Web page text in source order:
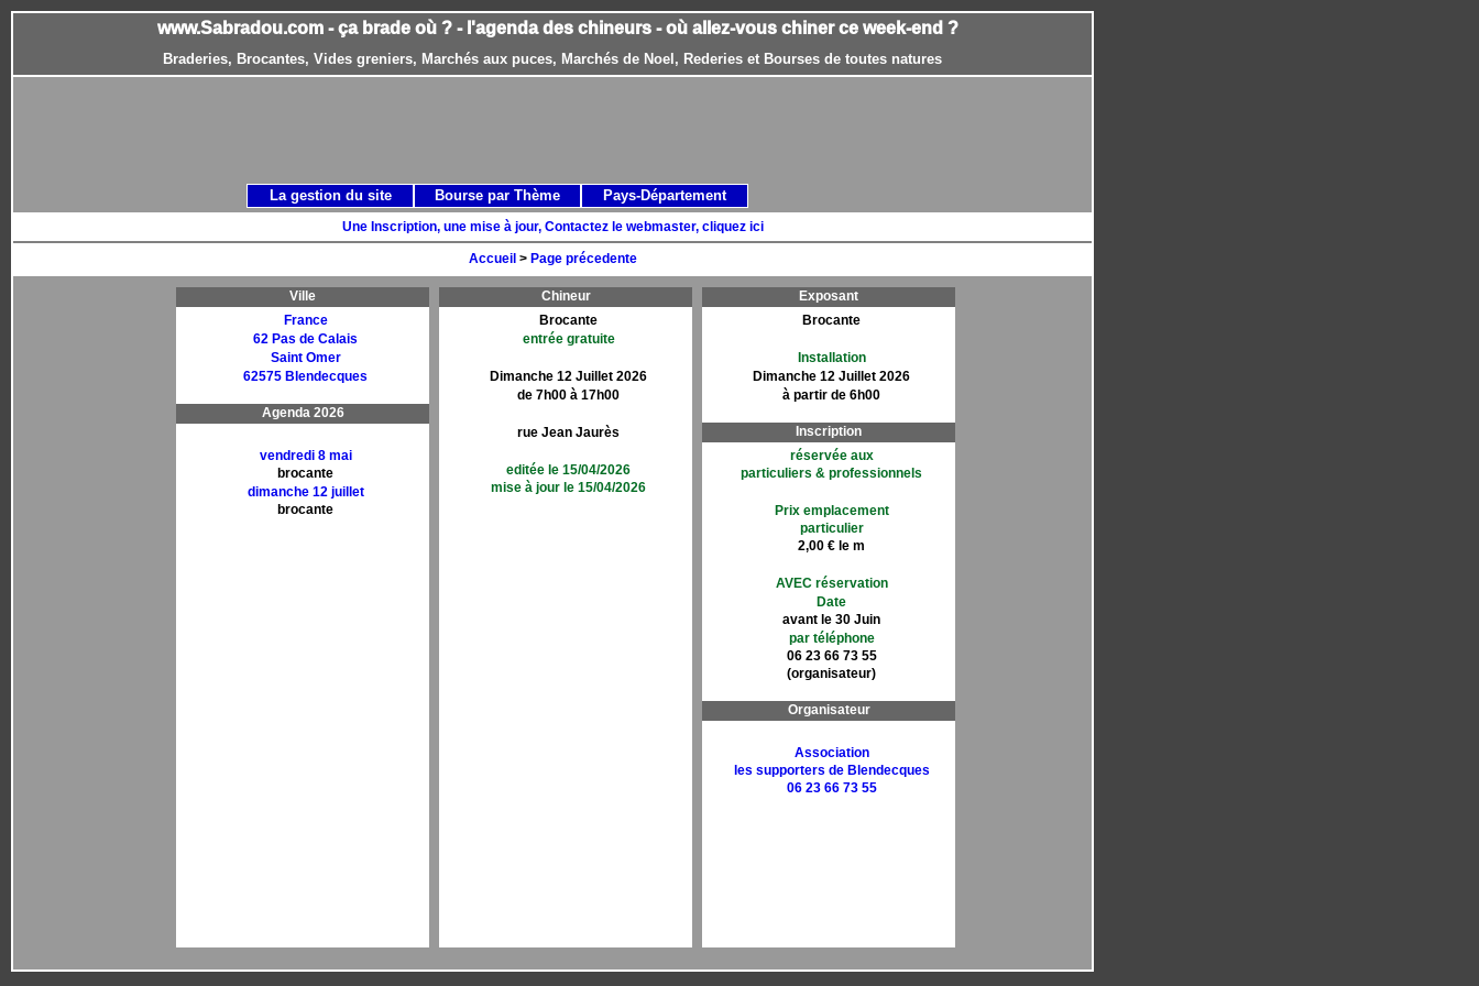
www.Sabradou.com - ça brade où ? - l'agenda des chineurs - où allez-vous chiner ce week-end ?
Braderies, Brocantes, Vides greniers, Marchés aux puces, Marchés de Noel, Rederies et Bourses de toutes natures
Une Inscription, une mise à jour, Contactez le webmaster, cliquez ici
Accueil > Page précedente
Ville
France
62 Pas de Calais
Saint Omer
62575 Blendecques
Agenda 2026
vendredi 8 mai
brocante
dimanche 12 juillet
brocante
Chineur
Brocante
entrée gratuite
Dimanche 12 Juillet 2026
de 7h00 à 17h00
rue Jean Jaurès
editée le 15/04/2026
mise à jour le 15/04/2026
Exposant
Brocante
Installation
Dimanche 12 Juillet 2026
à partir de 6h00
Inscription
réservée aux
particuliers & professionnels
Prix emplacement
particulier
2,00 € le m
AVEC réservation
Date
avant le 30 Juin
par téléphone
06 23 66 73 55
(organisateur)
Organisateur
Association
les supporters de Blendecques
06 23 66 73 55
La gestion du site Bourse par Thème Pays-Département